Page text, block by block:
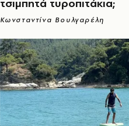
τσιμπητά τυροπιτάκια;
Κωνσταντίνα Βουλγαρέλη